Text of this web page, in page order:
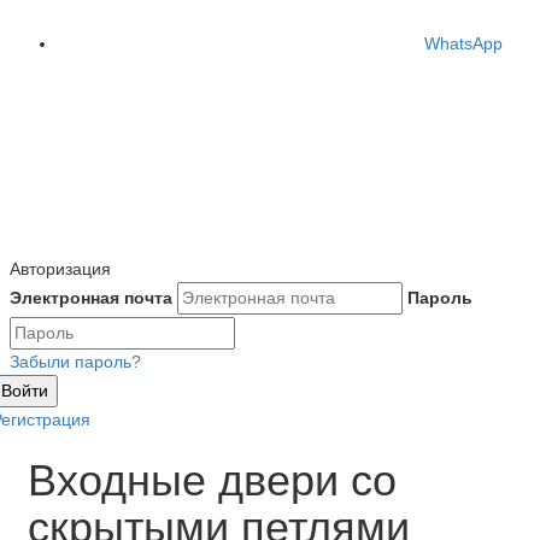
WhatsApp
Авторизация
Электронная почта
Пароль
Забыли пароль?
Войти
Входные двери со
скрытыми петлями